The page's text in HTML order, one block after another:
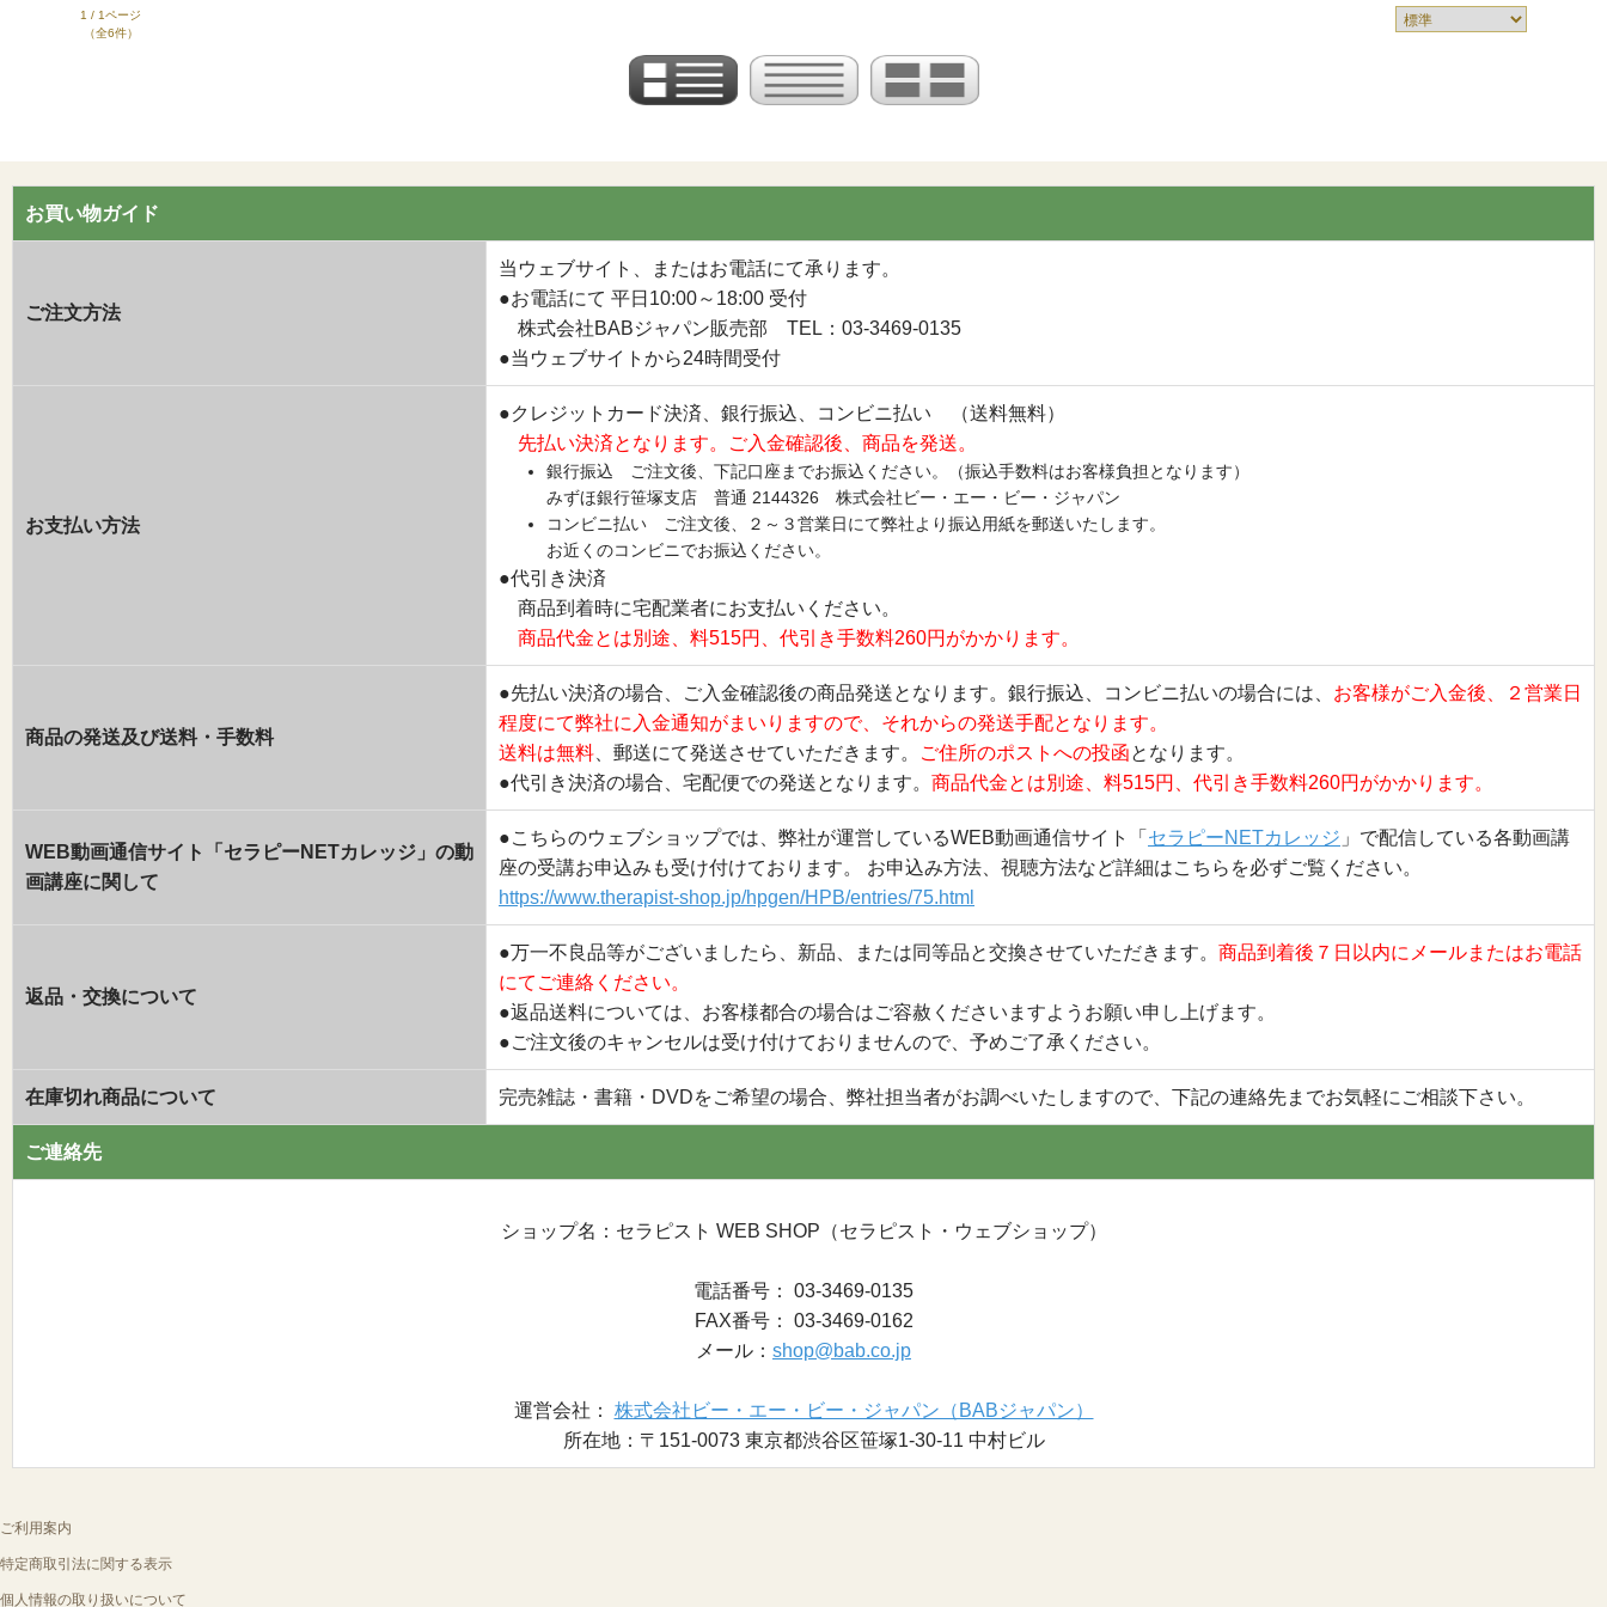
1 / 1ページ
（全6件）
お買い物ガイド
ご注文方法
当ウェブサイト、またはお電話にて承ります。
●お電話にて 平日10:00～18:00 受付
株式会社BABジャパン販売部 TEL：03-3469-0135
●当ウェブサイトから24時間受付
お支払い方法
●クレジットカード決済、銀行振込、コンビニ払い （送料無料）
先払い決済となります。ご入金確認後、商品を発送。
銀行振込 ご注文後、下記口座までお振込ください。（振込手数料はお客様負担となります）
みずほ銀行笹塚支店 普通 2144326 株式会社ビー・エー・ビー・ジャパン
コンビニ払い ご注文後、２～３営業日にて弊社より振込用紙を郵送いたします。
お近くのコンビニでお振込ください。
●代引き決済
商品到着時に宅配業者にお支払いください。
商品代金とは別途、料515円、代引き手数料260円がかかります。
商品の発送及び送料・手数料
●先払い決済の場合、ご入金確認後の商品発送となります。銀行振込、コンビニ払いの場合には、 お客様がご入金後、２営業日
程度にて弊社に入金通知がまいりますので、それからの発送手配となります。
送料は無料 、郵送にて発送させていただきます。 ご住所のポストへの投函となります。
●代引き決済の場合、宅配便での発送となります。 商品代金とは別途、料515円、代引き手数料260円がかかります。
WEB動画通信サイト「セラピーNETカレッジ」の動
画講座に関して
●こちらのウェブショップでは、弊社が運営しているWEB動画通信サイト「 セラピーNETカレッジ 」で配信している各動画講
座の受講お申込みも受け付けております。 お申込み方法、視聴方法など詳細はこちらを必ずご覧ください。
https://www.therapist-shop.jp/hpgen/HPB/entries/75.html
返品・交換について
●万一不良品等がございましたら、新品、または同等品と交換させていただきます。 商品到着後７日以内にメールまたはお電話
にてご連絡ください。
●返品送料については、お客様都合の場合はご容赦くださいますようお願い申し上げます。
●ご注文後のキャンセルは受け付けておりませんので、予めご了承ください。
在庫切れ商品について 完売雑誌・書籍・DVDをご希望の場合、弊社担当者がお調べいたしますので、下記の連絡先までお気軽にご相談下さい。
ご連絡先
ショップ名：セラピスト WEB SHOP（セラピスト・ウェブショップ）
電話番号： 03-3469-0135
FAX番号： 03-3469-0162
メール： shop@bab.co.jp
運営会社： 株式会社ビー・エー・ビー・ジャパン（BABジャパン）
所在地：〒151-0073 東京都渋谷区笹塚1-30-11 中村ビル
ご利用案内
特定商取引法に関する表示
個人情報の取り扱いについて